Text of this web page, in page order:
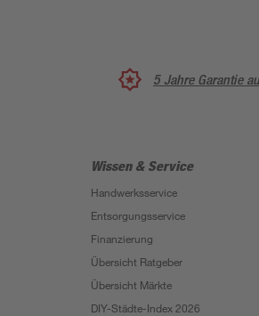
5 Jahre Garantie
Wissen & Service
Handwerksservice
Entsorgungsservice
Finanzierung
Übersicht Ratgeber
Übersicht Märkte
DIY-Städte-Index 2026